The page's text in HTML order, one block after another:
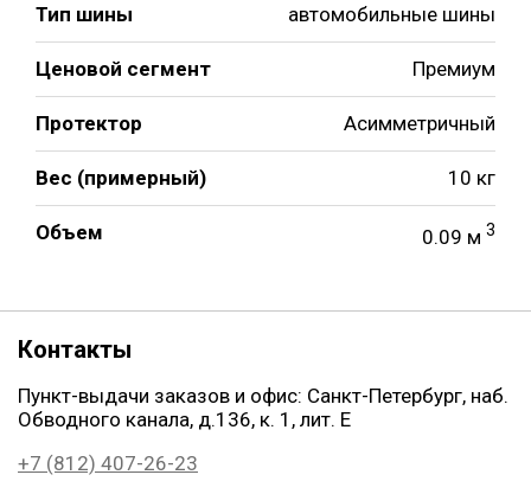
Тип шины автомобильные шины
Ценовой сегмент Премиум
Протектор Асимметричный
Вес (примерный) 10 кг
Объем 0.09 м 3
Контакты
Пункт-выдачи заказов и офис: Санкт-Петербург, наб.
Обводного канала, д.136, к. 1, лит. Е
+7 (812) 407-26-23